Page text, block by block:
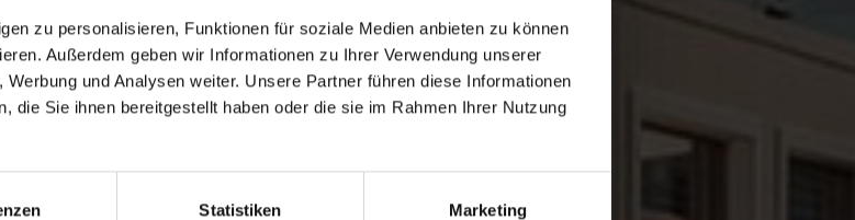
zu personalisieren, Funktionen für soziale Medien anbieten zu können
Außerdem geben wir Informationen zu Ihrer Verwendung unserer
und Analysen weiter. Unsere Partner führen diese Informationen
die Sie ihnen bereitgestellt haben oder die sie im Rahmen Ihrer Nutzung
Statistiken Marketing